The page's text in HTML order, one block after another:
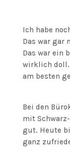
Ich habe
Das war gar
Das war ein
wirklich doll.
am besten
Bei den
mit
gut. Heute
ganz